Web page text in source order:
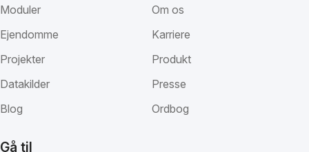
Moduler
Ejendomme
Projekter
Datakilder
Blog
Om os
Karriere
Produkt
Presse
Ordbog
Gå til